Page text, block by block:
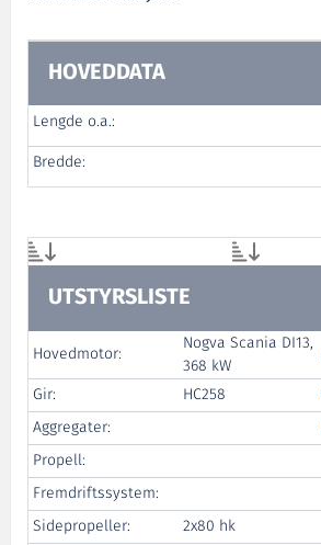
HOVEDDATA
Lengde o.a.:
Bredde:
UTSTYRSLISTE
Hovedmotor:
Nogva Scania DI13,
368 kW
Gir:
HC258
Aggregater:
Propell:
Fremdriftssystem:
Sidepropeller:
2x80 hk